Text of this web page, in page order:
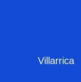
Villarrica